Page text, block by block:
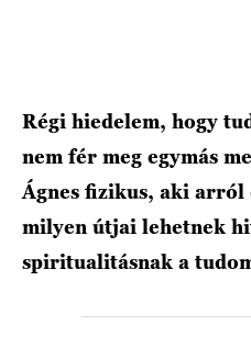
Régi hiedelem, hogy
nem fér meg egymás
Ágnes fizikus, aki
milyen útjai lehetnek
spiritualitásnak a